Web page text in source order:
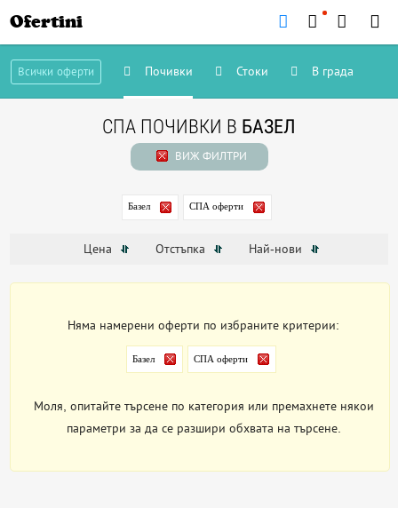
Ofertini
Всички оферти Почивки Стоки В града
СПА ПОЧИВКИ В БАЗЕЛ
ВИЖ ФИЛТРИ
Базел СПА оферти
Цена Отстъпка Най-нови
Няма намерени оферти по избраните критерии:
Базел СПА оферти
Моля, опитайте търсене по категория или премахнете някои
параметри за да се разшири обхвата на търсене.